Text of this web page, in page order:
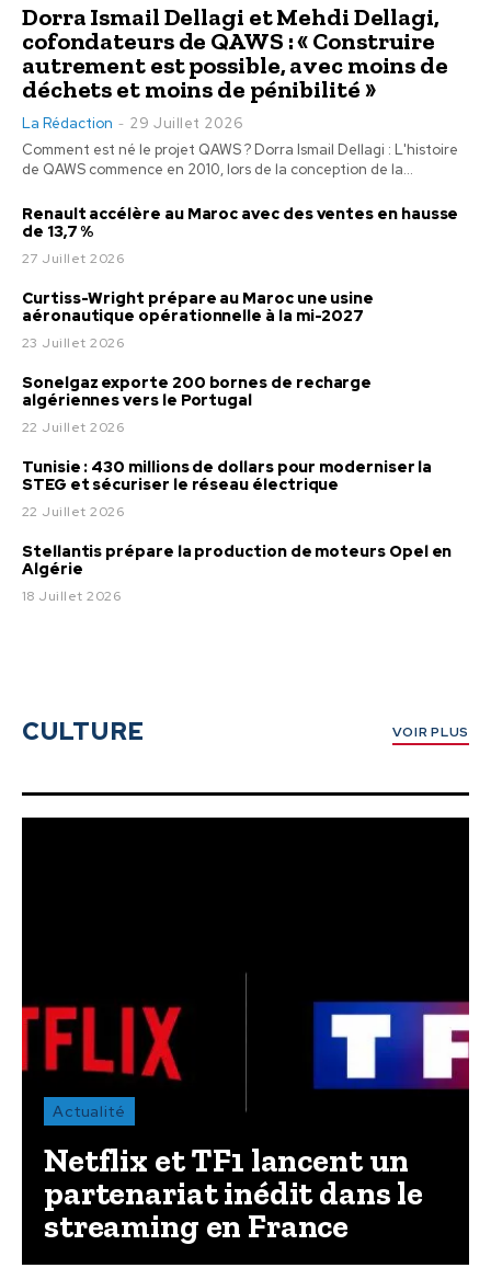
Dorra Ismail Dellagi et Mehdi Dellagi,
cofondateurs de QAWS : « Construire
autrement est possible, avec moins de
déchets et moins de pénibilité »
La Rédaction - 29 Juillet 2026
Comment est né le projet QAWS ? Dorra Ismail Dellagi : L'histoire
de QAWS commence en 2010, lors de la conception de la...
Renault accélère au Maroc avec des ventes en hausse
de 13,7 %
27 Juillet 2026
Curtiss-Wright prépare au Maroc une usine
aéronautique opérationnelle à la mi-2027
23 Juillet 2026
Sonelgaz exporte 200 bornes de recharge
algériennes vers le Portugal
22 Juillet 2026
Tunisie : 430 millions de dollars pour moderniser la
STEG et sécuriser le réseau électrique
22 Juillet 2026
Stellantis prépare la production de moteurs Opel en
Algérie
18 Juillet 2026
CULTURE VOIR PLUS
Actualité
Netflix et TF1 lancent un
partenariat inédit dans le
streaming en France